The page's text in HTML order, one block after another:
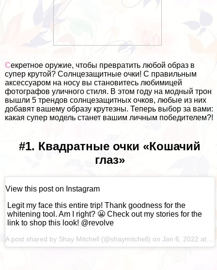
Секретное оружие, чтобы превратить любой образ в
супер крутой? Солнцезащитные очки! С правильным
аксессуаром на носу вы становитесь любимицей
фотографов уличного стиля. В этом году на модный трон
вышли 5 трендов солнцезащитных очков, любые из них
добавят вашему образу крутезны. Теперь выбор за вами:
какая супер модель станет вашим личным победителем?!
#1. Квадратные очки «Кошачий
глаз»
View this post on Instagram
Legit my face this entire trip! Thank goodness for the
whitening tool. Am I right? 😬 Check out my stories for the
link to shop this look! @revolve
A post shared by Shay Mitchell (@shaymitchell) on Jan 6, 2022 at 1:37am PST